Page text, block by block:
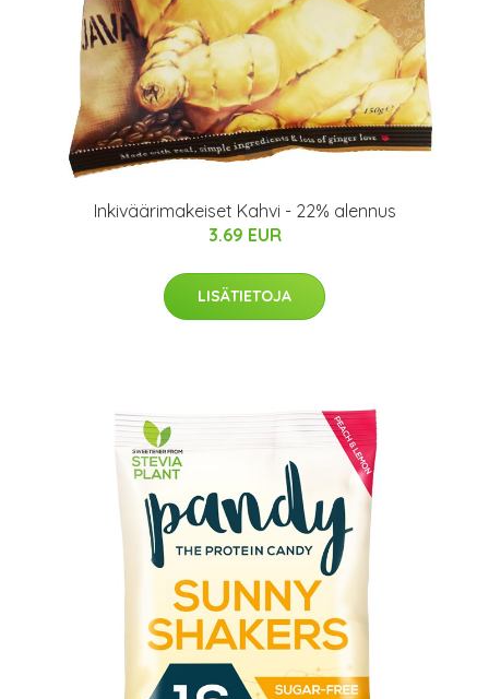
Inkiväärimakeiset Kahvi - 22% alennus
3.69 EUR
LISÄTIETOJA